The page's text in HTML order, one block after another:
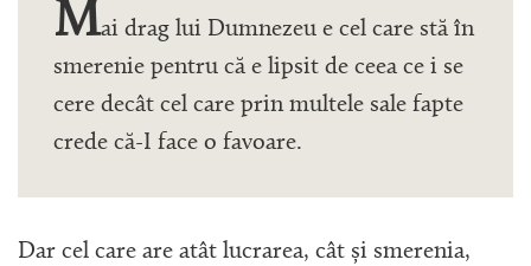
Mai drag lui Dumnezeu e cel care stă în
smerenie pentru că e lipsit de ceea ce i se
cere decât cel care prin multele sale fapte
crede că-I face o favoare.
Dar cel care are atât lucrarea, cât și smerenia,